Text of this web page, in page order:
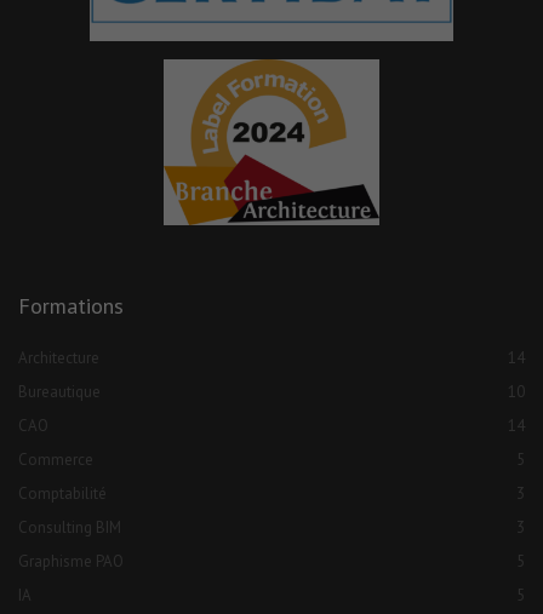
Formations
Architecture
14
Bureautique
10
CAO
14
Commerce
5
Comptabilité
3
Consulting BIM
3
Graphisme PAO
5
IA
5